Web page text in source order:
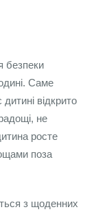
безпеки
Саме
відкрито
не
росте
поза
з щоденних